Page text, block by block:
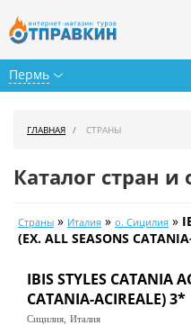
Пермь
Календарь туров
Страны
ГЛАВНАЯ СТРАНЫ
Каталог стран и
Страны » Италия » о. Сицилия »
(EX. ALL SEASONS
IBIS STYLES CATANIA
CATANIA-ACIREALE) 3*
Сицилия, Италия